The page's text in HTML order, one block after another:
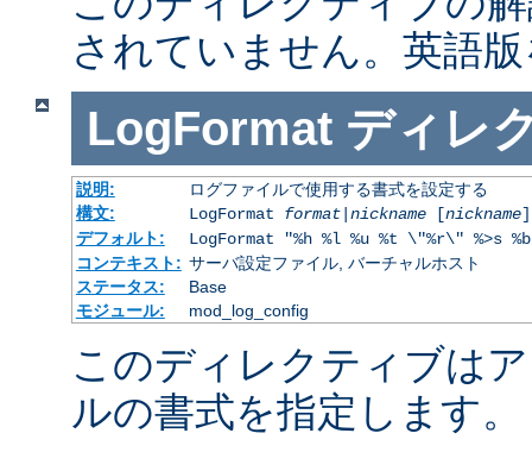
されていません。英語
LogFormat ディレ
説明:
ログファイルで使用する書式を設定する
構文:
LogFormat format| nickname[nickname]
デフォルト:
LogFormat "%h %l %u %t \"%r\" %>s
コンテキスト: サーバ設定ファイル, バーチャルホスト
ステータス:
Base
モジュール:
mod_log_config
このディレクティブは
ルの書式を指定します。